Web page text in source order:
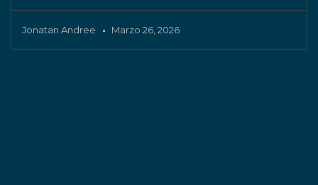
Jonatan Andree Marzo 26, 2026